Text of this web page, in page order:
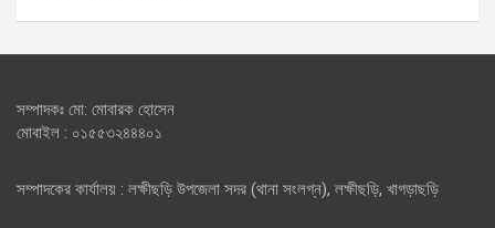
সম্পাদকঃ মো: মোবারক হোসেন
মোবাইল : ০১৫৫৩২৪৪৪০১
সম্পাদকের কার্যালয় : লক্ষীছড়ি উপজেলা সদর (থানা সংলগ্ন), লক্ষীছড়ি, খাগড়াছড়ি